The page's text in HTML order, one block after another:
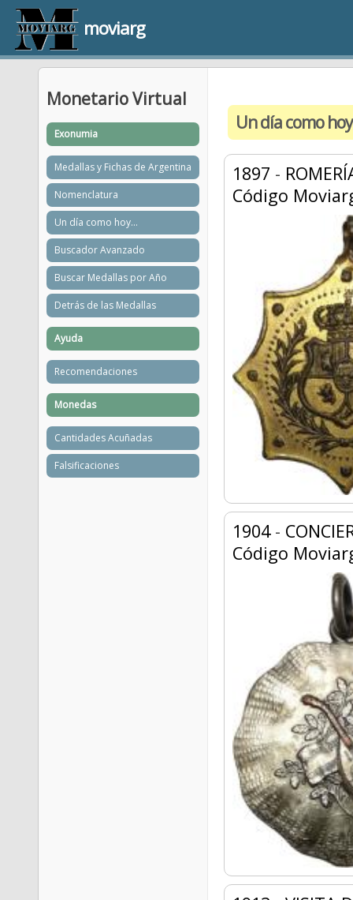
moviarg
Un día como
1897 -
Código
1904-
Código
Monetario Virtual
Exonumia
Medallas y Fichas de Argentina
Nomenclatura
Un día como hoy...
Buscador Avanzado
Buscar Medallas por Año
Detrás de las Medallas
Ayuda
Recomendaciones
Monedas
Cantidades Acuñadas
Falsificaciones